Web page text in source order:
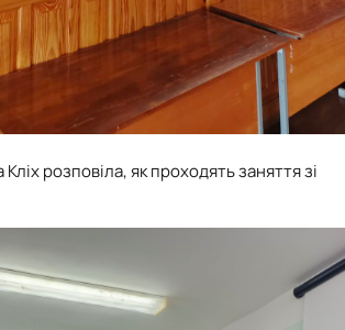
розповіла, як проходять заняття зі